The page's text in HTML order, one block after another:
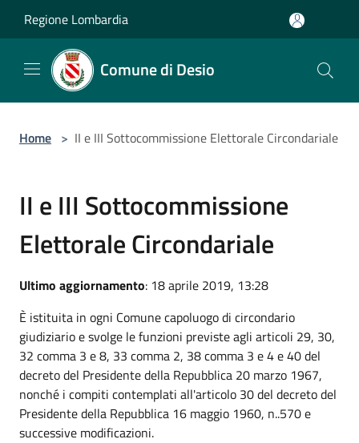
Regione Lombardia
Comune di Desio
Home > II e III Sottocommissione Elettorale Circondariale
II e III Sottocommissione
Elettorale Circondariale
Ultimo aggiornamento: 18 aprile 2019, 13:28
È istituita in ogni Comune capoluogo di circondario
giudiziario e svolge le funzioni previste agli articoli 29, 30,
32 comma 3 e 8, 33 comma 2, 38 comma 3 e 4 e 40 del
decreto del Presidente della Repubblica 20 marzo 1967,
nonché i compiti contemplati all'articolo 30 del decreto del
Presidente della Repubblica 16 maggio 1960, n..570 e
successive modificazioni.